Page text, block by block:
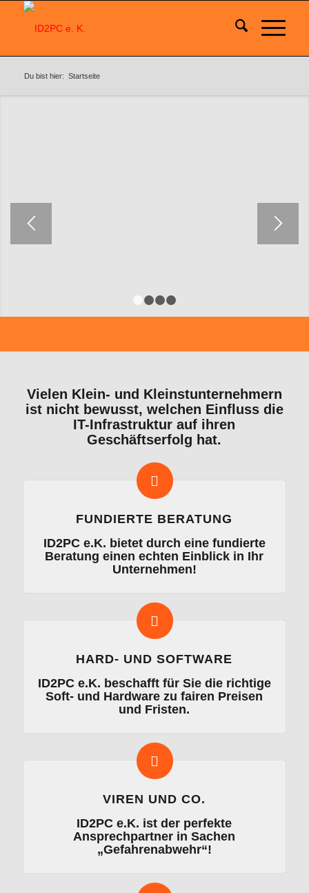
Du bist hier: Startseite
Vielen Klein- und Kleinstunternehmern
ist nicht bewusst, welchen Einfluss die
IT-Infrastruktur auf ihren
Geschäftserfolg hat.
FUNDIERTE BERATUNG
ID2PC e.K. bietet durch eine fundierte
Beratung einen echten Einblick in Ihr
Unternehmen!
HARD- UND SOFTWARE
ID2PC e.K. beschafft für Sie die richtige
Soft- und Hardware zu fairen Preisen
und Fristen.
VIREN UND CO.
ID2PC e.K. ist der perfekte
Ansprechpartner in Sachen
„Gefahrenabwehr“!